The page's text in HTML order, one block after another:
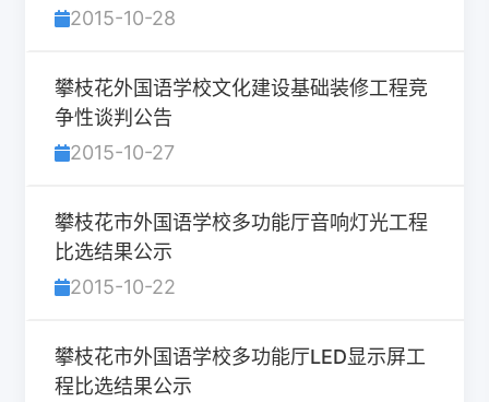
2015-10-28
攀枝花外国语学校文化建设基础装修工程竞
争性谈判公告
2015-10-27
攀枝花市外国语学校多功能厅音响灯光工程
比选结果公示
2015-10-22
攀枝花市外国语学校多功能厅LED显示屏工
程比选结果公示